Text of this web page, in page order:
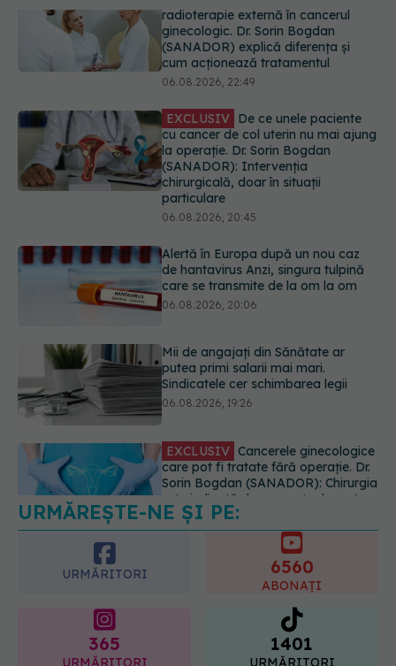
EXCLUSIV De ce unele paciente
cu cancer de col uterin nu mai ajung
la operație. Dr. Sorin Bogdan
(SANADOR): Intervenția
particulare
06.08.2026, 20:45
Alertă în Europa după un nou caz
de hantavirus Anzi, singura tulpină
care se transmite de la om la om
06.08.2026, 20:06
Mii de angajați din Sănătate ar
putea primi salarii mai mari.
Sindicatele cer schimbarea legii
EXCLUSIV Cancerele ginecologice
care pot fi tratate fără operație. Dr.
Sorin Bogdan (SANADOR): Chirurgia
06.08.2026, 19:05
EXCLUSIV Brahiterapie vs
radioterapie externă în cancerul
ginecologic. Dr. Sorin Bogdan
(SANADOR) explică diferența și
cum acționează tratamentul
URMĂREȘTE-NE ȘI PE:
URMĂRITORI 6560
ABONAȚI
365
URMĂRITORI
1401
URMĂRITORI
ARTICOLE SIMILARE